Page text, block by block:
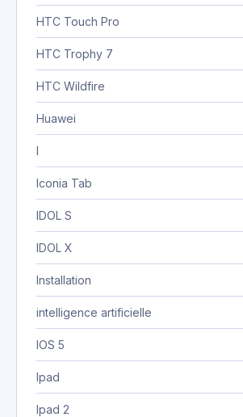
HTC Touch Pro
HTC Trophy 7
HTC Wildfire
Huawei
I
Iconia Tab
IDOL S
IDOL X
Installation
intelligence artificielle
IOS 5
Ipad
Ipad 2